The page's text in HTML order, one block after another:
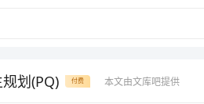
划(PQ) 付费 本文由文库吧提供